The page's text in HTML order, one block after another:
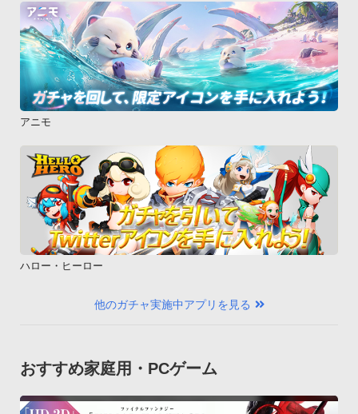
アニモ
ハロー・ヒーロー
他のガチャ実施中アプリを見る
おすすめ家庭用・PCゲーム